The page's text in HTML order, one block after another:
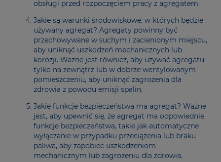
obsługi przed rozpoczęciem pracy z agregatem.
Jakie są warunki środowiskowe, w których będzie
używany agregat? Agregaty powinny być
przechowywane w suchym i zacienionym miejscu,
aby uniknąć uszkodzeń mechanicznych lub
korozji. Ważne jest również, aby używać agregatu
tylko na zewnątrz lub w dobrze wentylowanym
pomieszczeniu, aby uniknąć zagrożenia dla
zdrowia z powodu emisji spalin.
Jakie funkcje bezpieczeństwa ma agregat? Ważne
jest, aby upewnić się, że agregat ma odpowiednie
funkcje bezpieczeństwa, takie jak automatyczne
wyłączanie w przypadku przeciążenia lub braku
paliwa, aby zapobiec uszkodzeniom
mechanicznym lub zagrożeniu dla zdrowia.